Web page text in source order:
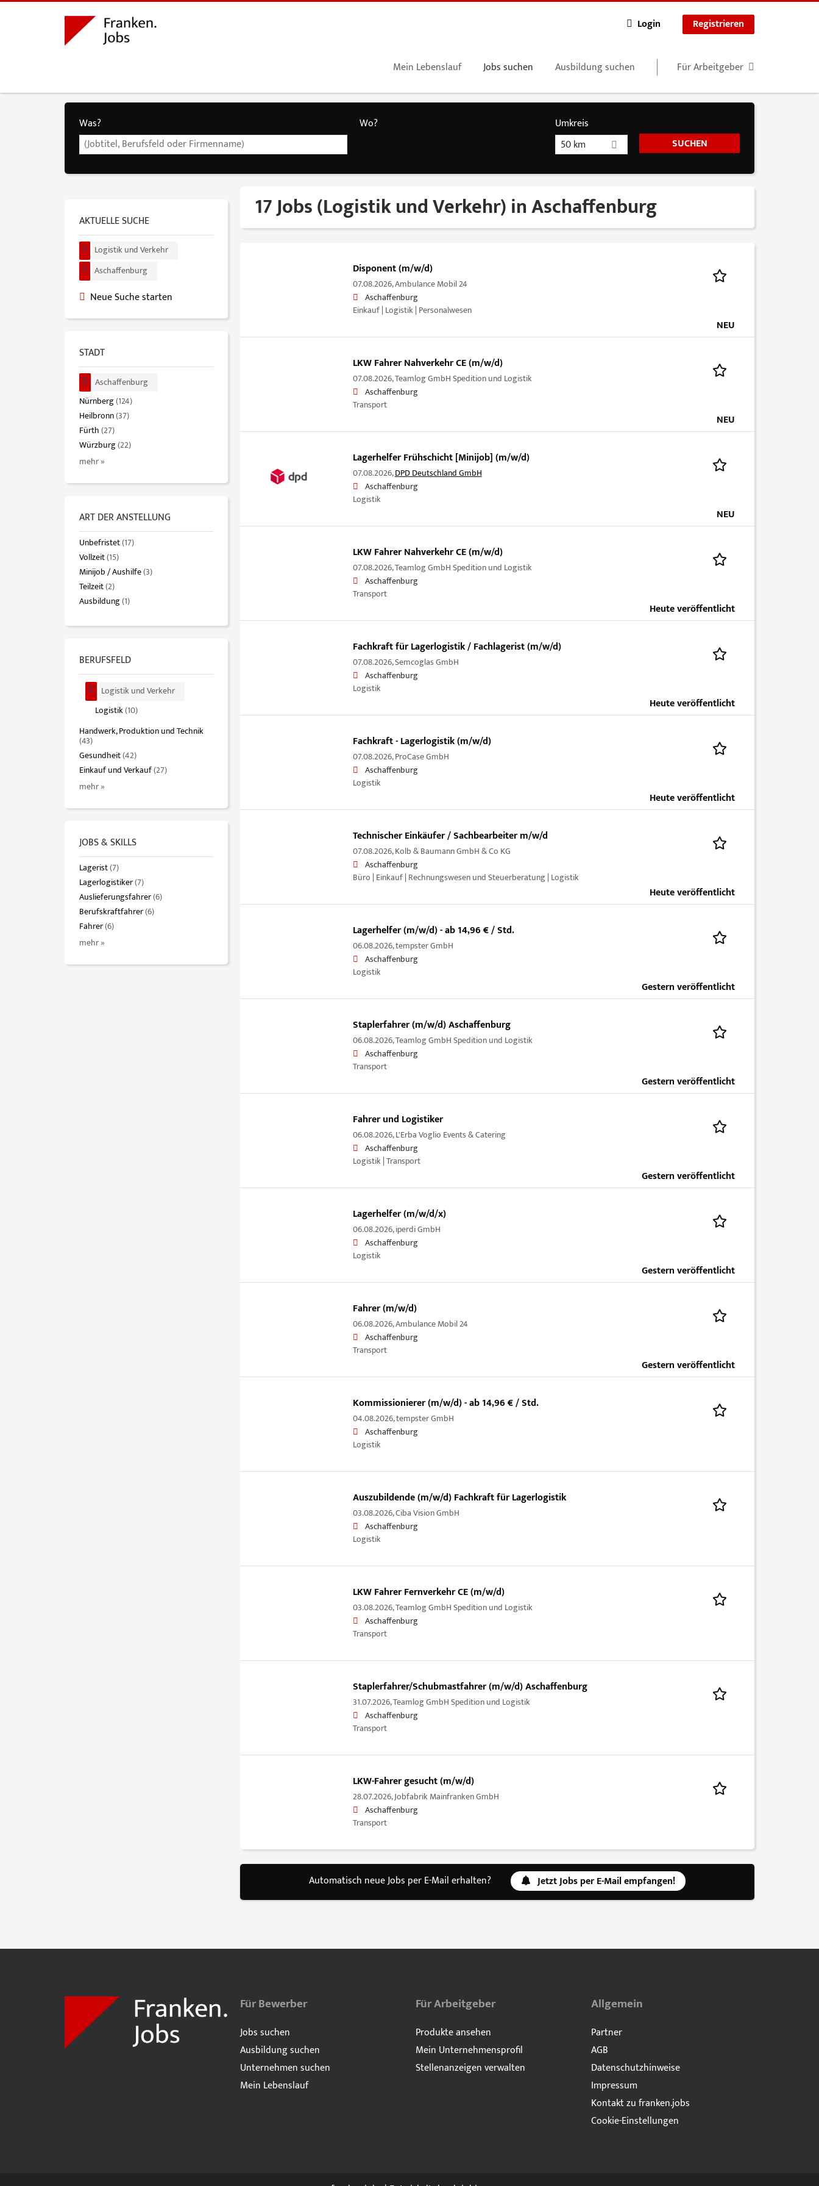
Login Registrieren
Mein Lebenslauf Jobs suchen Ausbildung suchen Für Arbeitgeber
Was? Wo?
Umkreis
50 km
17 Jobs (Logistik und Verkehr) in Aschaffenburg
Disponent (m/w/d)
07.08.2026,Ambulance Mobil 24
Aschaffenburg
Einkauf | Logistik | Personalwesen
NEU
LKW Fahrer Nahverkehr CE (m/w/d)
07.08.2026,Teamlog GmbH Spedition und Logistik
Aschaffenburg
Transport
NEU
Lagerhelfer Frühschicht [Minijob] (m/w/d)
07.08.2026,DPD Deutschland GmbH
Aschaffenburg
Logistik
NEU
LKW Fahrer Nahverkehr CE (m/w/d)
07.08.2026,Teamlog GmbH Spedition und Logistik
Aschaffenburg
Transport
Heute veröffentlicht
Fachkraft für Lagerlogistik / Fachlagerist (m/w/d)
07.08.2026,Semcoglas GmbH
Aschaffenburg
Logistik
Heute veröffentlicht
Fachkraft - Lagerlogistik (m/w/d)
07.08.2026,ProCase GmbH
Aschaffenburg
Logistik
Heute veröffentlicht
Technischer Einkäufer / Sachbearbeiter m/w/d
07.08.2026,Kolb & Baumann GmbH & Co KG
Aschaffenburg
Büro | Einkauf | Rechnungswesen und Steuerberatung | Logistik
Heute veröffentlicht
Lagerhelfer (m/w/d) - ab 14,96 € / Std.
06.08.2026,tempster GmbH
Aschaffenburg
Logistik
Gestern veröffentlicht
Staplerfahrer (m/w/d) Aschaffenburg
06.08.2026,Teamlog GmbH Spedition und Logistik
Aschaffenburg
Transport
Gestern veröffentlicht
Fahrer und Logistiker
06.08.2026,L'Erba Voglio Events & Catering
Aschaffenburg
Logistik | Transport
Gestern veröffentlicht
Lagerhelfer (m/w/d/x)
06.08.2026,iperdi GmbH
Aschaffenburg
Logistik
Gestern veröffentlicht
Fahrer (m/w/d)
06.08.2026,Ambulance Mobil 24
Aschaffenburg
Transport
Gestern veröffentlicht
Kommissionierer (m/w/d) - ab 14,96 € / Std.
04.08.2026,tempster GmbH
Aschaffenburg
Logistik
Auszubildende (m/w/d) Fachkraft für Lagerlogistik
03.08.2026,Ciba Vision GmbH
Aschaffenburg
Logistik
LKW Fahrer Fernverkehr CE (m/w/d)
03.08.2026,Teamlog GmbH Spedition und Logistik
Aschaffenburg
Transport
Staplerfahrer/Schubmastfahrer (m/w/d) Aschaffenburg
31.07.2026,Teamlog GmbH Spedition und Logistik
Aschaffenburg
Transport
LKW-Fahrer gesucht (m/w/d)
28.07.2026,Jobfabrik Mainfranken GmbH
Aschaffenburg
Transport
Automatisch neue Jobs per E-Mail erhalten? Jetzt Jobs per E-Mail empfangen!
AKTUELLE SUCHE
Logistik und Verkehr
Aschaffenburg
Neue Suche starten
STADT
Aschaffenburg
Nürnberg(124)
Heilbronn(37)
Fürth(27)
Würzburg(22)
mehr »
ART DER ANSTELLUNG
Unbefristet(17)
Vollzeit(15)
Minijob / Aushilfe(3)
Teilzeit(2)
Ausbildung(1)
BERUFSFELD
Logistik und Verkehr
Logistik(10)
Handwerk, Produktion und Technik
(43)
Gesundheit(42)
Einkauf und Verkauf(27)
mehr »
JOBS & SKILLS
Lagerist(7)
Lagerlogistiker(7)
Auslieferungsfahrer(6)
Berufskraftfahrer(6)
Fahrer(6)
mehr »
Für Bewerber
Jobs suchen
Ausbildung suchen
Unternehmen suchen
Mein Lebenslauf
Für Arbeitgeber
Produkte ansehen
Mein Unternehmensprofil
Stellenanzeigen verwalten
Allgemein
Partner
AGB
Datenschutzhinweise
Impressum
Kontakt zu franken.jobs
Cookie-Einstellungen